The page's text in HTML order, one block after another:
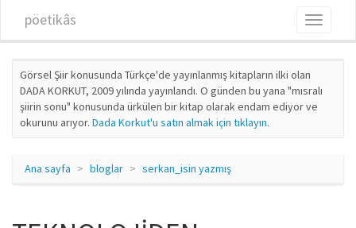
pöetikâs
Toggle
Görsel Şiir konusunda Türkçe'de yayınlanmış kitapların ilki olan
DADA KORKUT, 2009 yılında yayınlandı. O günden bu yana "mısralı
şiirin sonu" konusunda ürkülen bir kitap olarak endam ediyor ve
okurunu arıyor. Dada Korkut'u satın almak için tıklayın.
Ana sayfa bloglar serkan_isin yazmış